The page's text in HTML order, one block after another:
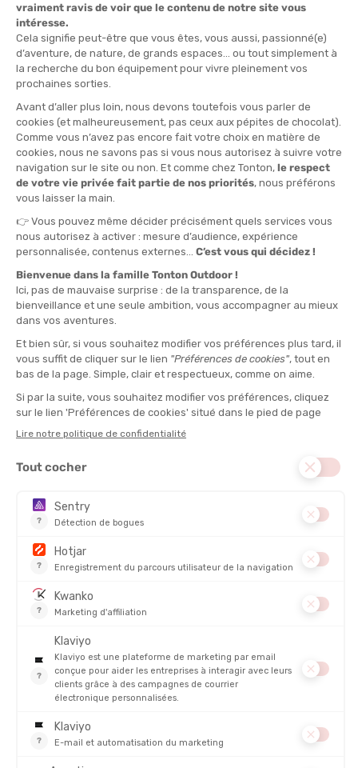
Préserver et rouvrir des sentierspour les coureurs et
randonneurs.
Valoriser la culture bretonneet ses territoires.
Créer un esprit de communautéet favoriser la convivialité
entre participants.
Le challenge contribue ainsi à un projet d’envergure :la création
d’une “ligne verte”traversant tout le Pays d’Auray, de Camors
à Quiberon. Cette initiative permet deconnecter les sentiers
existantset d’offrir aux locaux et visiteursun réseau de
chemins préservés et entretenus.
Côté sportif, les performances des coureurs sont suivies de près
grâce à des
classements actualisés en temps réel
. En effet
tout au long de ce challenge dédié à la course à pied, les
coureurs accumulent des points à chaque courseen
établis. Grâce àRunnerBreizh, les résultats sont mis à jour
temps réelet accessibles en ligne.
Classement général
réguliers.
Classements par catégorie: distinguant les différentes
tranches d’âge.
Un partenariat solide avec l'enseigne Tonton Outdoor
morbihannaisbénéficie du soutien de
participants des services et produits adaptés à leurs besoins
lots ou encore de nombreux conseils personnalisés. Avec
Tonton Outdoor, l’expérience du challenge ne se limite pas aux
coureurs passionnés !
Découvrez ci-dessous toutes les courses du
Challenge Douar
Alré 2025-2026:
Étape 1 :Les bosses de Lanvaux à Pluvigner
septembre 2025)
Étape 2 :Cross-country des polices à Carnac
8km (4 octobre
Étape 4 :La Corrida de Noel à Auray
8km (12 décembre 2025)
Étape 5 :Les Fouléées de Plougoumelen
9km / 16km (22 mars